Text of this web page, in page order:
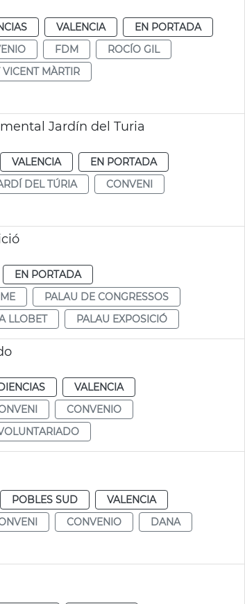
VALENCIA
EN PORTADA
FDM
ROCÍO GIL
MÀRTIR
Jardín del Turia
VALENCIA
EN PORTADA
DEL TÚRIA
CONVENI
EN PORTADA
PALAU DE CONGRESSOS
LLOBET PALAU EXPOSICIÓ
VALENCIA
CONVENIO
POBLES SUD
VALENCIA
CONVENIO
DANA